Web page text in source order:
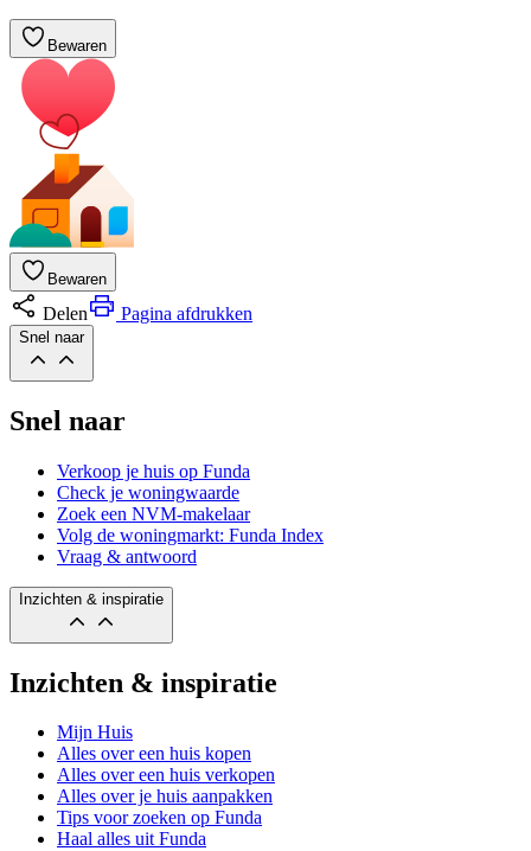
Bewaren
Bewaren
Delen Pagina afdrukken
Snel naar
Snel naar
Verkoop je huis op Funda
Check je woningwaarde
Zoek een NVM-makelaar
Volg de woningmarkt: Funda Index
Vraag & antwoord
Inzichten & inspiratie
Inzichten & inspiratie
Mijn Huis
Alles over een huis kopen
Alles over een huis verkopen
Alles over je huis aanpakken
Tips voor zoeken op Funda
Haal alles uit Funda